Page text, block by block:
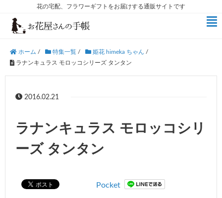
花の宅配、フラワーギフトをお届けする通販サイトです
ホーム / 特集一覧 / 姫花 himeka ちゃん /
ラナンキュラス モロッコシリーズ タンタン
2016.02.21
ラナンキュラス モロッコシリ
ーズ タンタン
Pocket